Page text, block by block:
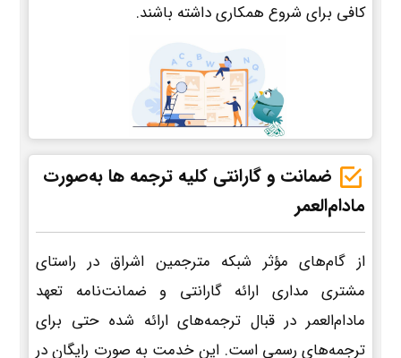
کافی برای شروع همکاری داشته باشند.
ضمانت و گارانتی کلیه ترجمه ها به‌صورت
مادام‌العمر
از گام‌های مؤثر شبکه مترجمین اشراق در راستای
مشتری مداری ارائه گارانتی و ضمانت‌نامه تعهد
مادام‌العمر در قبال ترجمه‌های ارائه شده حتی برای
ترجمه‌های رسمی است. این خدمت به صورت رایگان در